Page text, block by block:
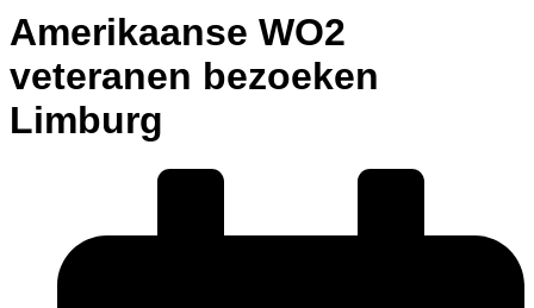
Amerikaanse WO2
veteranen bezoeken
Limburg